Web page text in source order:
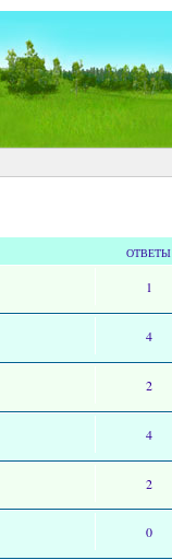
ОТВЕТЫ
1
4
2
4
2
0